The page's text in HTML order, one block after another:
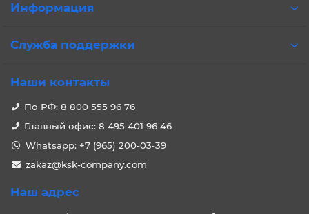
Информация
Служба поддержки
Наши контакты
По РФ: 8 800 555 96 76
Главный офис: 8 495 401 96 46
Whatsapp: +7 (965) 200-03-39
zakaz@ksk-company.com
Наш адрес